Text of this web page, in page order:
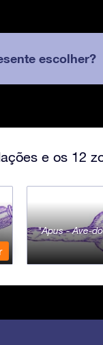
escolher?
e os 12
Apus - Ave-